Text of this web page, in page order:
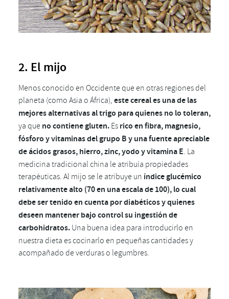
2. El mijo
Menos conocido en Occidente que en otras regiones del
planeta (como Asia o África), este cereal es una de las
mejores alternativas al trigo para quienes no lo toleran,
ya que no contiene gluten. Es rico en fibra, magnesio,
fósforo y vitaminas del grupo B y una fuente apreciable
de ácidos grasos, hierro, zinc, yodo y vitamina E. La
medicina tradicional china le atribuía propiedades
terapéuticas. Al mijo se le atribuye un índice glucémico
relativamente alto (70 en una escala de 100), lo cual
debe ser tenido en cuenta por diabéticos y quienes
deseen mantener bajo control su ingestión de
carbohidratos. Una buena idea para introducirlo en
nuestra dieta es cocinarlo en pequeñas cantidades y
acompañado de verduras o legumbres.